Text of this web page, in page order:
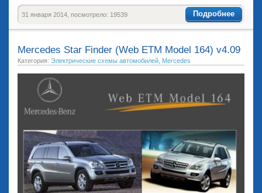
Подробнее
31 января 2014, посмотрело: 19539
Mercedes Star Finder (Web ETM Model 164) v4.09
Категория: Электрические схемы автомобилей Mercedes